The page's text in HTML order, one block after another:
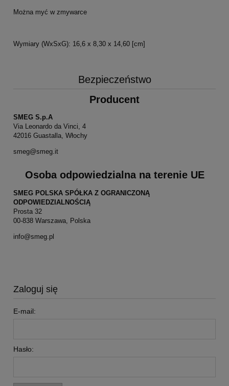
Można myć w zmywarce
Wymiary (WxSxG): 16,6 x 8,30 x 14,60 [cm]
Bezpieczeństwo
Producent
SMEG S.p.A
Via Leonardo da Vinci, 4
42016 Guastalla, Włochy
smeg@smeg.it
Osoba odpowiedzialna na terenie UE
SMEG POLSKA SPÓŁKA Z OGRANICZONĄ
ODPOWIEDZIALNOŚCIĄ
Prosta 32
00-838 Warszawa, Polska
info@smeg.pl
Zaloguj się
E-mail:
Hasło: